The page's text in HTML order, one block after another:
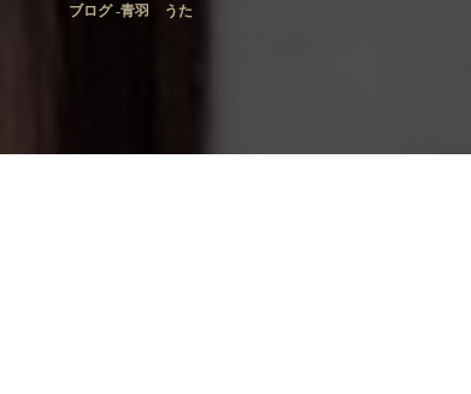
ブログ -青羽 うた